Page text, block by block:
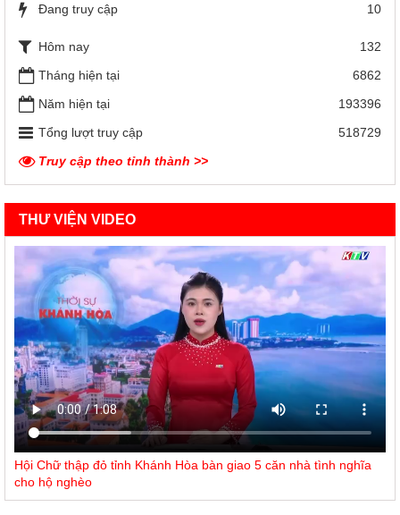
Đang truy cập 10
Hôm nay
132
Tháng hiện tại
6862
Năm hiện tại
193396
Tổng lượt truy cập
518729
Truy cập theo tỉnh thành >>
THƯ VIỆN VIDEO
Hội Chữ thập đỏ tỉnh Khánh Hòa bàn giao 5 căn nhà tình nghĩa
cho hộ nghèo